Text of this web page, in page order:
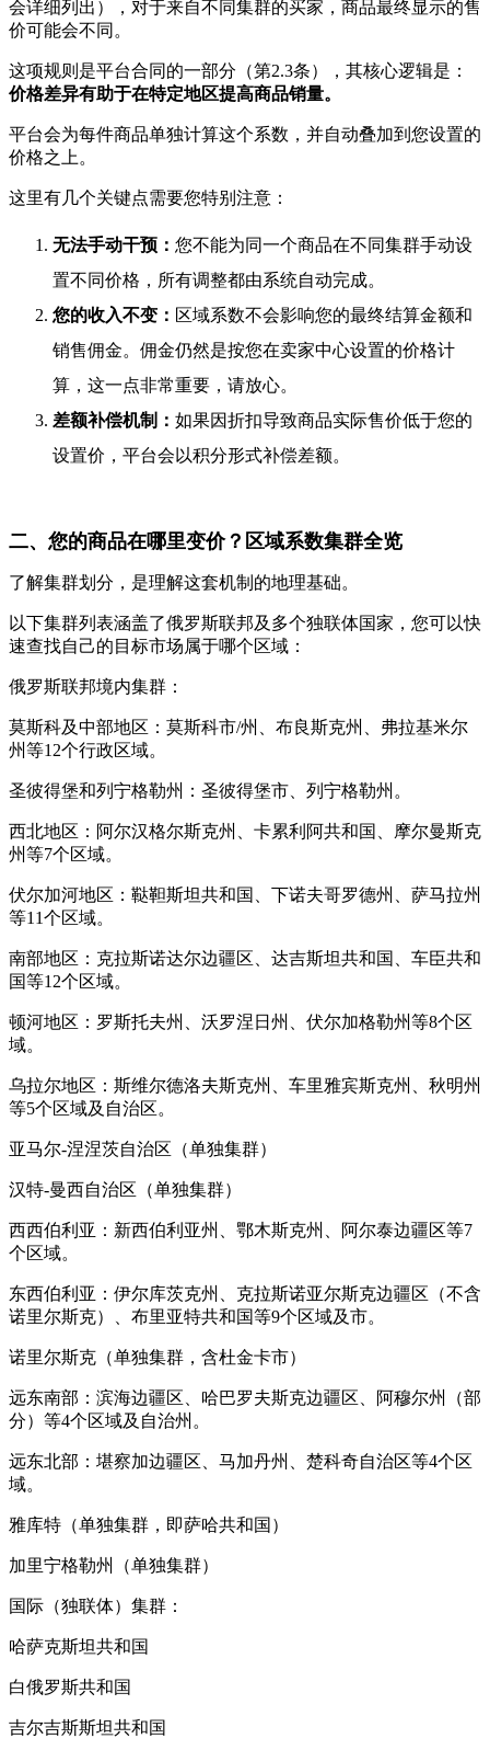
会详细列出），对于来自不同集群的买家，商品最终显示的售
价可能会不同。
这项规则是平台合同的一部分（第2.3条），其核心逻辑是：
价格差异有助于在特定地区提高商品销量。
平台会为每件商品单独计算这个系数，并自动叠加到您设置的
价格之上。
这里有几个关键点需要您特别注意：
无法手动干预： 您不能为同一个商品在不同集群手动设
置不同价格，所有调整都由系统自动完成。
您的收入不变： 区域系数不会影响您的最终结算金额和
销售佣金。佣金仍然是按您在卖家中心设置的价格计
算，这一点非常重要，请放心。
差额补偿机制： 如果因折扣导致商品实际售价低于您的
设置价，平台会以积分形式补偿差额。
二、您的商品在哪里变价？区域系数集群全览
了解集群划分，是理解这套机制的地理基础。
以下集群列表涵盖了俄罗斯联邦及多个独联体国家，您可以快
速查找自己的目标市场属于哪个区域：
俄罗斯联邦境内集群：
莫斯科及中部地区：莫斯科市/州、布良斯克州、弗拉基米尔
州等12个行政区域。
圣彼得堡和列宁格勒州：圣彼得堡市、列宁格勒州。
西北地区：阿尔汉格尔斯克州、卡累利阿共和国、摩尔曼斯克
州等7个区域。
伏尔加河地区：鞑靼斯坦共和国、下诺夫哥罗德州、萨马拉州
等11个区域。
南部地区：克拉斯诺达尔边疆区、达吉斯坦共和国、车臣共和
国等12个区域。
顿河地区：罗斯托夫州、沃罗涅日州、伏尔加格勒州等8个区
域。
乌拉尔地区：斯维尔德洛夫斯克州、车里雅宾斯克州、秋明州
等5个区域及自治区。
亚马尔-涅涅茨自治区（单独集群）
汉特-曼西自治区（单独集群）
西西伯利亚：新西伯利亚州、鄂木斯克州、阿尔泰边疆区等7
个区域。
东西伯利亚：伊尔库茨克州、克拉斯诺亚尔斯克边疆区（不含
诺里尔斯克）、布里亚特共和国等9个区域及市。
诺里尔斯克（单独集群，含杜金卡市）
远东南部：滨海边疆区、哈巴罗夫斯克边疆区、阿穆尔州（部
分）等4个区域及自治州。
远东北部：堪察加边疆区、马加丹州、楚科奇自治区等4个区
域。
雅库特（单独集群，即萨哈共和国）
加里宁格勒州（单独集群）
国际（独联体）集群：
哈萨克斯坦共和国
白俄罗斯共和国
吉尔吉斯斯坦共和国